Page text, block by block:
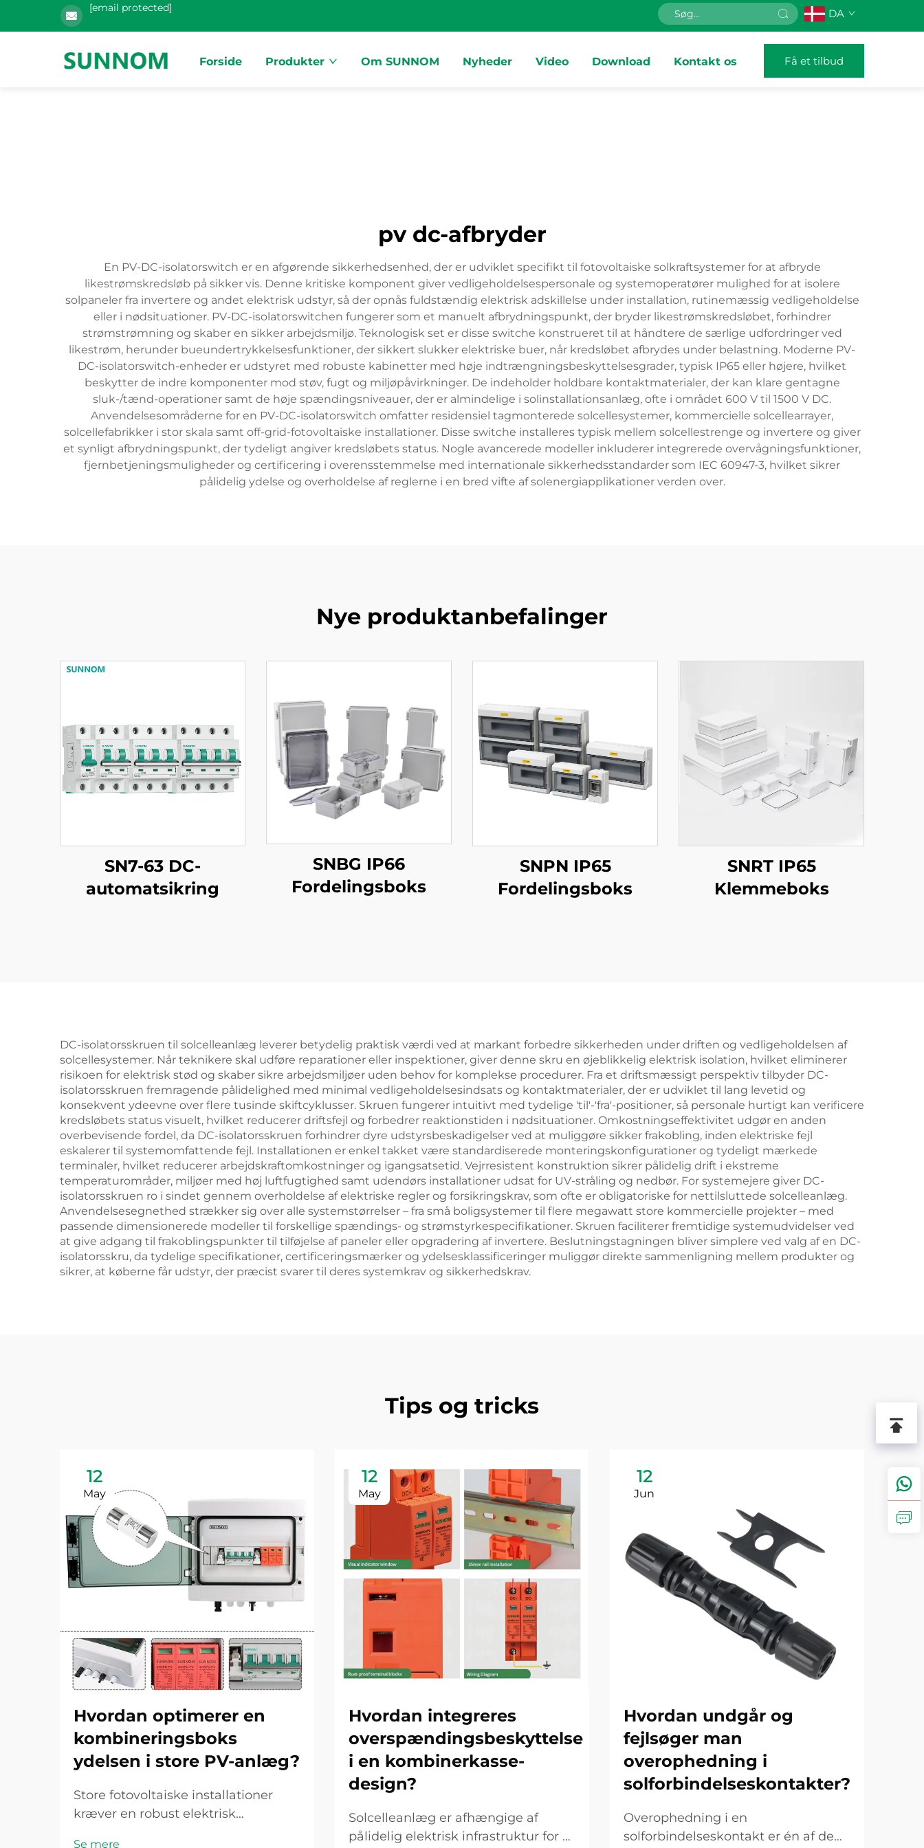
[email protected] DA
Forside Produkter Om SUNNOM Nyheder Video Download Kontakt os Få et tilbud
pv dc-afbryder
En PV-DC-isolatorswitch er en afgørende sikkerhedsenhed, der er udviklet specifikt til fotovoltaiske solkraftsystemer for at afbryde
likestrømskredsløb på sikker vis. Denne kritiske komponent giver vedligeholdelsespersonale og systemoperatører mulighed for at isolere
solpaneler fra invertere og andet elektrisk udstyr, så der opnås fuldstændig elektrisk adskillelse under installation, rutinemæssig vedligeholdelse
eller i nødsituationer. PV-DC-isolatorswitchen fungerer som et manuelt afbrydningspunkt, der bryder likestrømskredsløbet, forhindrer
strømstrømning og skaber en sikker arbejdsmiljø. Teknologisk set er disse switche konstrueret til at håndtere de særlige udfordringer ved
likestrøm, herunder bueundertrykkelsesfunktioner, der sikkert slukker elektriske buer, når kredsløbet afbrydes under belastning. Moderne PV-
DC-isolatorswitch-enheder er udstyret med robuste kabinetter med høje indtrængningsbeskyttelsesgrader, typisk IP65 eller højere, hvilket
beskytter de indre komponenter mod støv, fugt og miljøpåvirkninger. De indeholder holdbare kontaktmaterialer, der kan klare gentagne
sluk-/tænd-operationer samt de høje spændingsniveauer, der er almindelige i solinstallationsanlæg, ofte i området 600 V til 1500 V DC.
Anvendelsesområderne for en PV-DC-isolatorswitch omfatter residensiel tagmonterede solcellesystemer, kommercielle solcellearrayer,
solcellefabrikker i stor skala samt off-grid-fotovoltaiske installationer. Disse switche installeres typisk mellem solcellestrenge og invertere og giver
et synligt afbrydningspunkt, der tydeligt angiver kredsløbets status. Nogle avancerede modeller inkluderer integrerede overvågningsfunktioner,
fjernbetjeningsmuligheder og certificering i overensstemmelse med internationale sikkerhedsstandarder som IEC 60947-3, hvilket sikrer
pålidelig ydelse og overholdelse af reglerne i en bred vifte af solenergiapplikationer verden over.
Nye produktanbefalinger
SN7-63 DC-
automatsikring
SNBG IP66
Fordelingsboks
SNPN IP65
Fordelingsboks
SNRT IP65
Klemmeboks
DC-isolatorsskruen til solcelleanlæg leverer betydelig praktisk værdi ved at markant forbedre sikkerheden under driften og vedligeholdelsen af
solcellesystemer. Når teknikere skal udføre reparationer eller inspektioner, giver denne skru en øjeblikkelig elektrisk isolation, hvilket eliminerer
risikoen for elektrisk stød og skaber sikre arbejdsmiljøer uden behov for komplekse procedurer. Fra et driftsmæssigt perspektiv tilbyder DC-
isolatorsskruen fremragende pålidelighed med minimal vedligeholdelsesindsats og kontaktmaterialer, der er udviklet til lang levetid og
konsekvent ydeevne over flere tusinde skiftcyklusser. Skruen fungerer intuitivt med tydelige 'til'-'fra'-positioner, så personale hurtigt kan verificere
kredsløbets status visuelt, hvilket reducerer driftsfejl og forbedrer reaktionstiden i nødsituationer. Omkostningseffektivitet udgør en anden
overbevisende fordel, da DC-isolatorsskruen forhindrer dyre udstyrsbeskadigelser ved at muliggøre sikker frakobling, inden elektriske fejl
eskalerer til systemomfattende fejl. Installationen er enkel takket være standardiserede monteringskonfigurationer og tydeligt mærkede
terminaler, hvilket reducerer arbejdskraftomkostninger og igangsatsetid. Vejrresistent konstruktion sikrer pålidelig drift i ekstreme
temperaturområder, miljøer med høj luftfugtighed samt udendørs installationer udsat for UV-stråling og nedbør. For systemejere giver DC-
isolatorsskruen ro i sindet gennem overholdelse af elektriske regler og forsikringskrav, som ofte er obligatoriske for nettilsluttede solcelleanlæg.
Anvendelsesegnethed strækker sig over alle systemstørrelser – fra små boligsystemer til flere megawatt store kommercielle projekter – med
passende dimensionerede modeller til forskellige spændings- og strømstyrkespecifikationer. Skruen faciliterer fremtidige systemudvidelser ved
at give adgang til frakoblingspunkter til tilføjelse af paneler eller opgradering af invertere. Beslutningstagningen bliver simplere ved valg af en DC-
isolatorsskru, da tydelige specifikationer, certificeringsmærker og ydelsesklassificeringer muliggør direkte sammenligning mellem produkter og
sikrer, at køberne får udstyr, der præcist svarer til deres systemkrav og sikkerhedskrav.
Tips og tricks
12
May
Hvordan optimerer en
kombineringsboks
ydelsen i store PV-anlæg?
Store fotovoltaiske installationer
kræver en robust elektrisk
Se mere
12
May
Hvordan integreres
overspændingsbeskyttelse
i en kombinerkasse-
design?
Solcelleanlæg er afhængige af
pålidelig elektrisk infrastruktur for at
12
Jun
Hvordan undgår og
fejlsøger man
overophedning i
solforbindelseskontakter?
Overophedning i en
solforbindelseskontakt er én af de